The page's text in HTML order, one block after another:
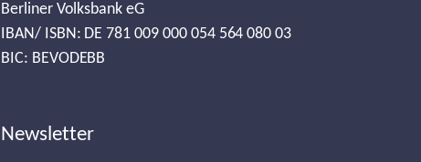
Berliner Volksbank eG
IBAN/ ISBN: DE 781 009 000 054 564 080 03
BIC: BEVODEBB
Newsletter